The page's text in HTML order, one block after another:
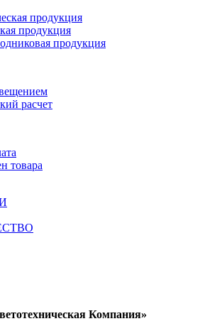
продукция
продукция
продукция
расчет
товара
Компания»